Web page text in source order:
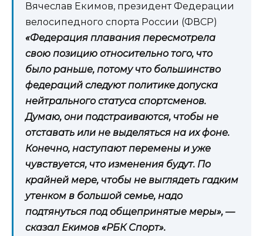
Вячеслав Екимов, президент Федерации
велосипедного спорта России (ФВСР)
«Федерация плавания пересмотрела
свою позицию относительно того, что
было раньше, потому что большинство
федераций следуют политике допуска
нейтрального статуса спортсменов.
Думаю, они подстраиваются, чтобы не
отставать или не выделяться на их фоне.
Конечно, наступают перемены и уже
чувствуется, что изменения будут. По
крайней мере, чтобы не выглядеть гадким
утенком в большой семье, надо
подтянуться под общепринятые меры», —
сказал Екимов «РБК Спорт».